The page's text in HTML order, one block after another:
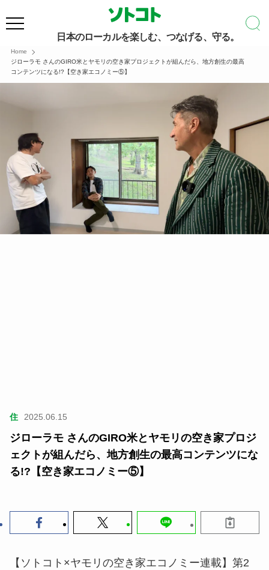
日本のローカルを楽しむ、つなげる、守る。
Home
ジローラモ さんのGIRO米とヤモリの空き家プロジェクトが組んだら、地方創生の最高
コンテンツになる!?【空き家エコノミー⑤】
住 2025.06.15
ジローラモ さんのGIRO米とヤモリの空き家プロジ
ェクトが組んだら、地方創生の最高コンテンツにな
る!?【空き家エコノミー⑤】
【ソトコト×ヤモリの空き家エコノミー連載】第2